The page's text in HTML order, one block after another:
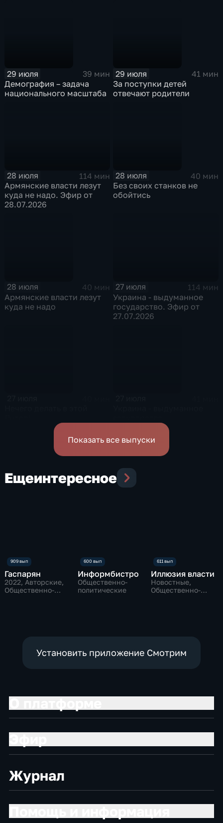
29 июля
39 мин
Демография – задача
национального масштаба
29 июля
41 мин
За поступки детей
отвечают родители
28 июля
114 мин
Армянские власти лезут
куда не надо. Эфир от
28.07.2026
28 июля
40 мин
Без своих станков не
обойтись
28 июля
40 мин
Армянские власти лезут
куда не надо
27 июля
114 мин
Украина - выдуманное
государство. Эфир от
27.07.2026
Показать все выпуски
Ещеинтересное
Гаспарян
2022, Авторские,
Общественно-
Информбистро
Общественно-
политические
Иллюзия власти
Новостные,
Общественно-
Установить приложение Смотрим
Журнал